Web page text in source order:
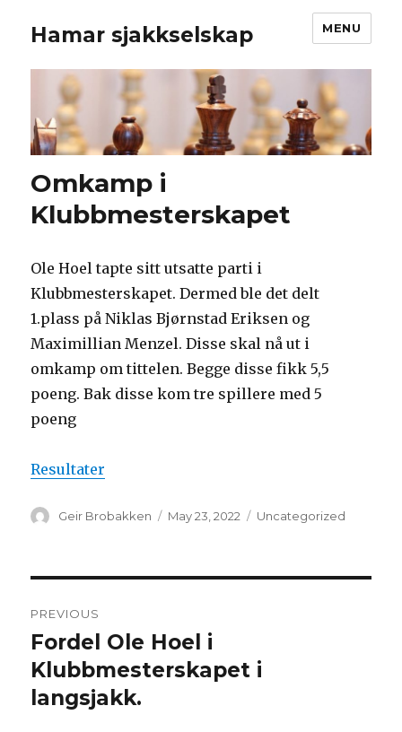
Hamar sjakkselskap MENU
Omkamp i
Klubbmesterskapet
Ole Hoel tapte sitt utsatte parti i
Klubbmesterskapet. Dermed ble det delt
1.plass på Niklas Bjørnstad Eriksen og
Maximillian Menzel. Disse skal nå ut i
omkamp om tittelen. Begge disse fikk 5,5
poeng. Bak disse kom tre spillere med 5
poeng
Resultater
Author
Geir Brobakken
Posted
May 23, 2022 Categories
Uncategorized
navigation
PREVIOUS
Previous
post:
Fordel Ole Hoel i
Klubbmesterskapet i
langsjakk.